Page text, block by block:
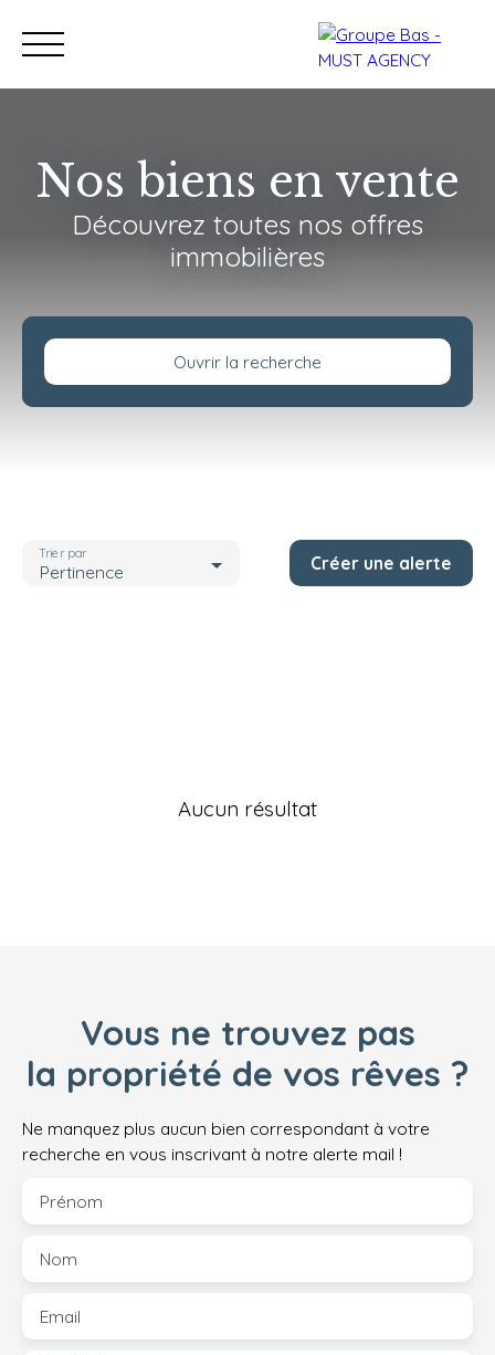
Acheter Vendre Programmes
Nos biens en vente
Découvrez toutes nos offres
immobilières
Ouvrir la recherche
Budget max (€)
Pertinence
Trier par Créer une alerte
Aucun résultat
Vous ne trouvez pas
la propriété de vos rêves ?
Ne manquez plus aucun bien correspondant à votre
recherche en vous inscrivant à notre alerte mail !
Prénom
Nom
Email